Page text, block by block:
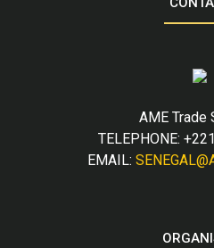
AME Trade
TELEPHONE:
EMAIL: